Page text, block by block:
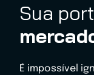
Sua
É impossível